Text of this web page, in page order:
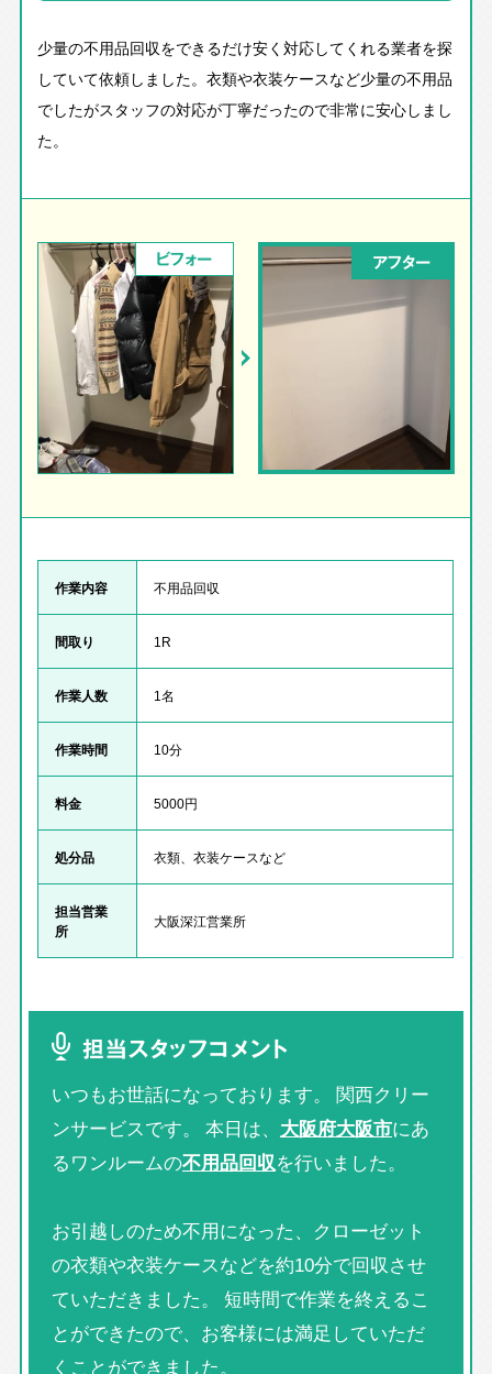
少量の不用品回収をできるだけ安く対応してくれる業者を探
していて依頼しました。衣類や衣装ケースなど少量の不用品
でしたがスタッフの対応が丁寧だったので非常に安心しまし
た。
ビフォー アフター
作業内容 不用品回収
間取り 1R
作業人数 1名
作業時間 10分
料金 5000円
処分品 衣類、衣装ケースなど
担当営業
所
大阪深江営業所
担当スタッフコメント
いつもお世話になっております。 関西クリー
ンサービスです。 本日は、 大阪府大阪市にあ
るワンルームの不用品回収を行いました。
お引越しのため不用になった、クローゼット
の衣類や衣装ケースなどを約10分で回収させ
ていただきました。 短時間で作業を終えるこ
とができたので、お客様には満足していただ
くことができました。